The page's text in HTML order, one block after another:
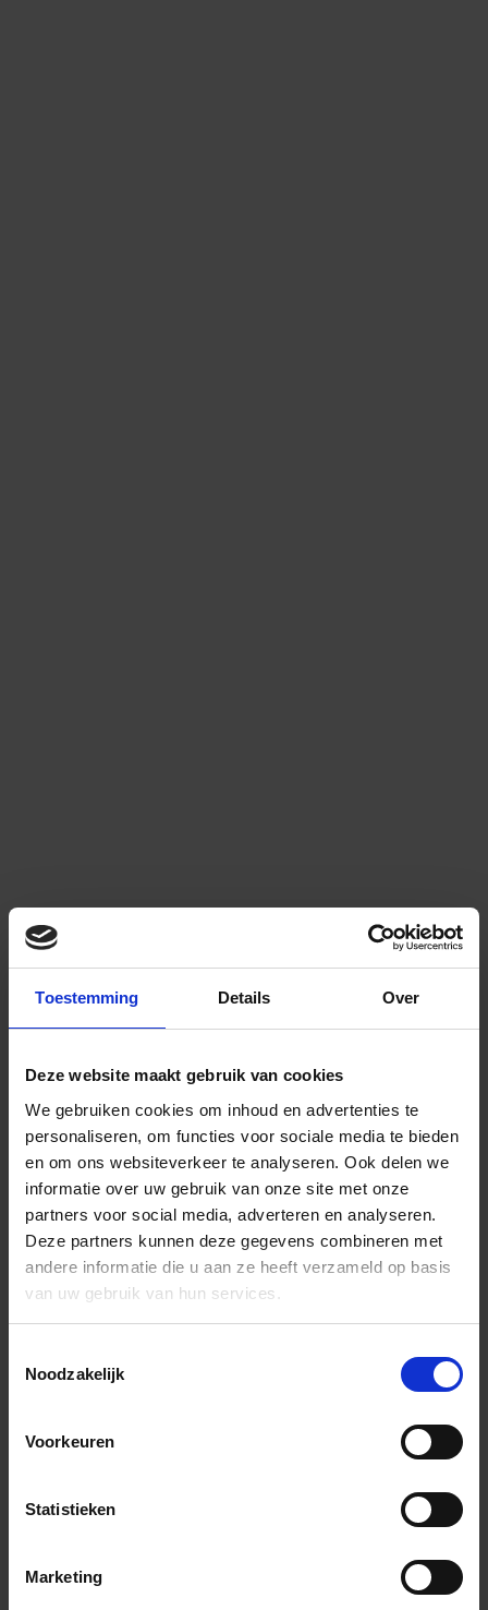
Toestemming Details Over
Deze website maakt gebruik van cookies
We gebruiken cookies om inhoud en advertenties te
personaliseren, om functies voor sociale media te bieden
en om ons websiteverkeer te analyseren. Ook delen we
informatie over uw gebruik van onze site met onze
partners voor social media, adverteren en analyseren.
Deze partners kunnen deze gegevens combineren met
andere informatie die u aan ze heeft verzameld op basis
van uw gebruik van hun services.
Noodzakelijk
Voorkeuren
Statistieken
Marketing